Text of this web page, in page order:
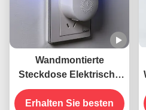
Wandmontierte
Steckdose Elektrische
395 NM UV
Mückenschutzlampe
Erhalten Sie besten